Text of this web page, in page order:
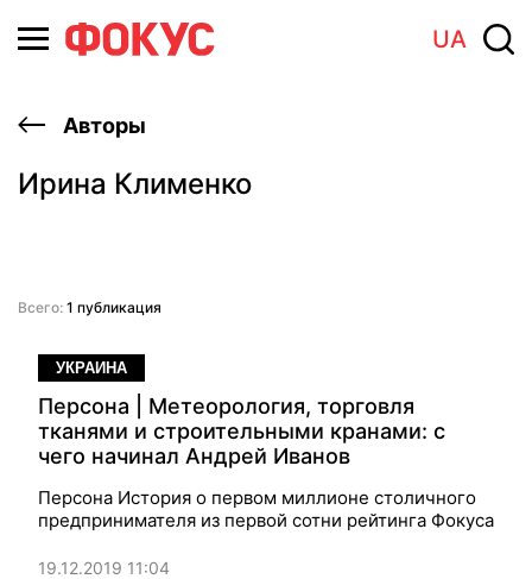
UA
Авторы
Ирина Клименко
Всего: 1 публикация
УКРАИНА
Персона | Метеорология, торговля
тканями и строительными кранами: с
чего начинал Андрей Иванов
Персона История о первом миллионе столичного
предпринимателя из первой сотни рейтинга Фокуса
19.12.2019 11:04